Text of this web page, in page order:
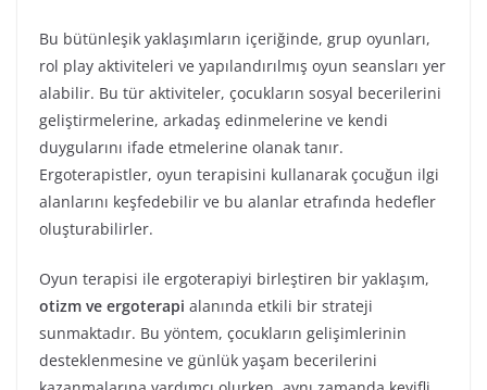
Bu bütünleşik yaklaşımların içeriğinde, grup oyunları,
rol play aktiviteleri ve yapılandırılmış oyun seansları yer
alabilir. Bu tür aktiviteler, çocukların sosyal becerilerini
geliştirmelerine, arkadaş edinmelerine ve kendi
duygularını ifade etmelerine olanak tanır.
Ergoterapistler, oyun terapisini kullanarak çocuğun ilgi
alanlarını keşfedebilir ve bu alanlar etrafında hedefler
oluşturabilirler.
Oyun terapisi ile ergoterapiyi birleştiren bir yaklaşım,
otizm ve ergoterapi alanında etkili bir strateji
sunmaktadır. Bu yöntem, çocukların gelişimlerinin
desteklenmesine ve günlük yaşam becerilerini